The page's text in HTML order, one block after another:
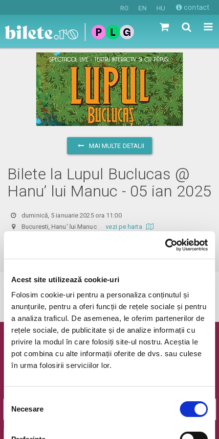
Acest site utilizează cookie-uri
Folosim cookie-uri pentru a personaliza conținutul și
anunțurile, pentru a oferi funcții de rețele sociale și pentru
a analiza traficul. De asemenea, le oferim partenerilor de
rețele sociale, de publicitate și de analize informații cu
privire la modul în care folosiți site-ul nostru. Aceștia le
pot combina cu alte informații oferite de dvs. sau culese
în urma folosirii serviciilor lor.
Selecția
consimțământului
Necesare
RO EN HU contact
MAI MULTE DETALII
Bilete la Lupul Buclucas @
Hanu’ lui Manuc - 05 ian 2025
duminică, 5 ianuarie 2025 ora 11:00
Bucuresti, Hanu' lui Manucvezi pe harta
Pentru copiii cu vârsta de peste 1 an se achită bilet.
Newsletter @ Bilete.ro
Oferte exclusive si o editie saptamanala cu cele mai noi
OK